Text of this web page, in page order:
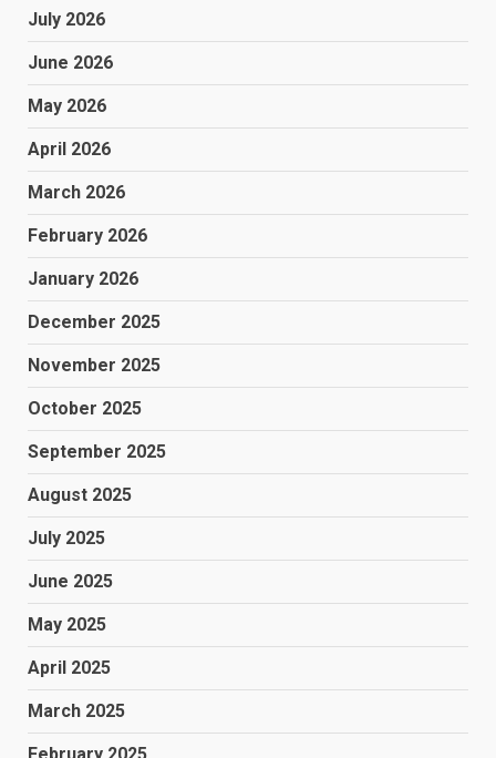
July 2026
June 2026
May 2026
April 2026
March 2026
February 2026
January 2026
December 2025
November 2025
October 2025
September 2025
August 2025
July 2025
June 2025
May 2025
April 2025
March 2025